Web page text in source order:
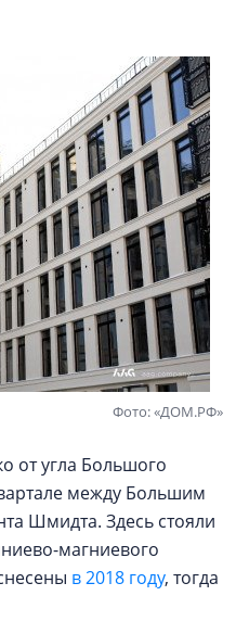
Фото: «ДОМ.РФ»
от угла Большого
между Большим
Шмидта. Здесь стояли
магниевого
в 2018 году, тогда